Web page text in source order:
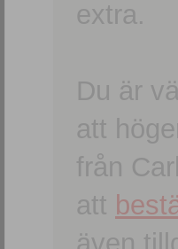
extra.
Du är
att
från
att